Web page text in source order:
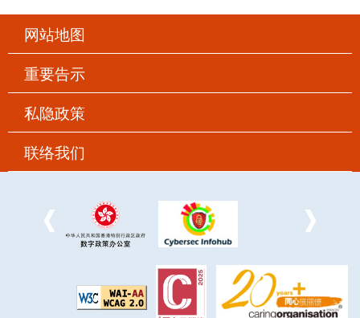
网站地图
重要告示
私隐政策
联络我们